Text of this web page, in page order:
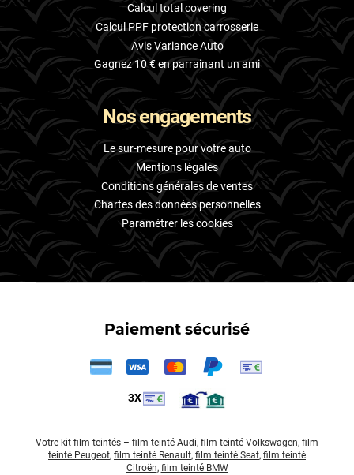
Calcul total covering
Calcul PPF protection carrosserie
Avis Variance Auto
Gagnez 10 € en parrainant un ami
Nos engagements
Le sur-mesure pour votre auto
Mentions légales
Conditions générales de ventes
Chartes des données personnelles
Paramétrer les cookies
Paiement sécurisé
3X
Votre kit film teintés – film teinté Audi, film teinté Volkswagen, film
teinté Peugeot, film teinté Renault, film teinté Seat, film teinté
Citroën, film teinté BMW